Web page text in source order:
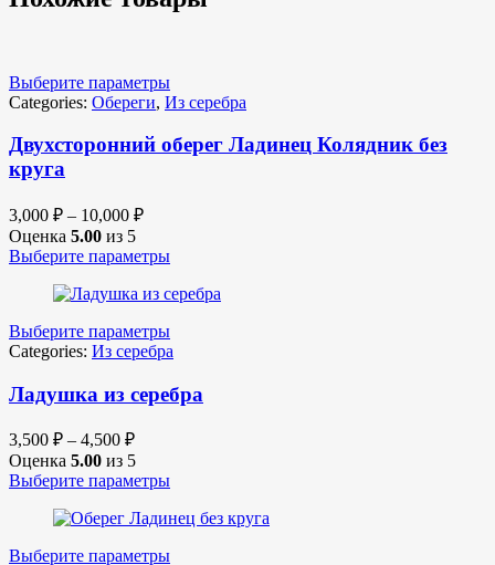
Выберите параметры
Categories: Обереги, Из серебра
Двухсторонний оберег Ладинец Колядник без
круга
3,000 ₽ – 10,000 ₽
Оценка 5.00 из 5
Выберите параметры
Выберите параметры
Categories: Из серебра
Ладушка из серебра
3,500 ₽ – 4,500 ₽
Оценка 5.00 из 5
Выберите параметры
Выберите параметры